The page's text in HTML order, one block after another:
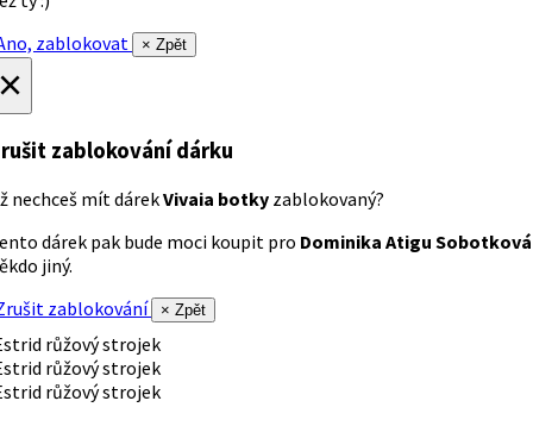
zablokovat
× Zpět
zablokování dárku
nechceš mít dárekVivaia botky zablokovaný?
dárek pak bude moci koupit pro Dominika Atigu Sobotková
jiný.
zablokování
× Zpět